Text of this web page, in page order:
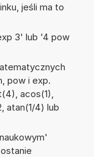
jeśli ma to
3' lub '4 pow
pow i exp.
acos(1),
atan(1/4) lub